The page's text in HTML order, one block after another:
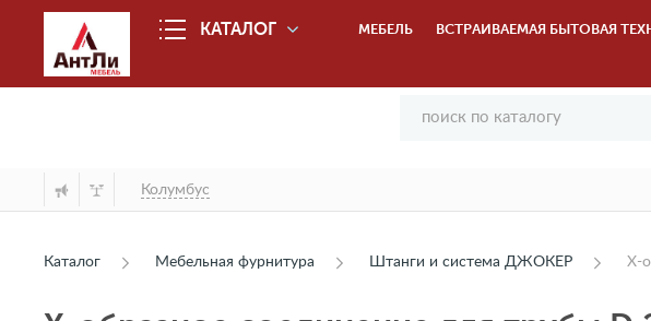
КАТАЛОГ МЕБЕЛЬ ВСТРАИВАЕМАЯ БЫТОВАЯ
Колумбус
Каталог Мебельная фурнитура Штанги и система ДЖОКЕР X-